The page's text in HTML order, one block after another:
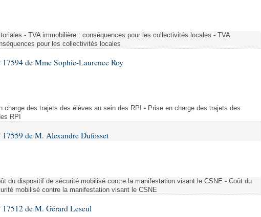
- TVA immobilière : conséquences pour les collectivités locales - TVA
pour les collectivités locales
17594 de Mme Sophie-Laurence Roy
charge des trajets des élèves au sein des RPI - Prise en charge des trajets des
RPI
17559 de M. Alexandre Dufosset
du dispositif de sécurité mobilisé contre la manifestation visant le CSNE - Coût du
mobilisé contre la manifestation visant le CSNE
17512 de M. Gérard Leseul